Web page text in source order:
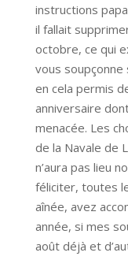
instructions
il fallait
octobre, ce qui
vous soupçonne
en cela permis
anniversaire
menacée. Les
de la Navale de
n’aura pas lieu
féliciter, toutes
aînée, avez
année, si mes
août déjà et